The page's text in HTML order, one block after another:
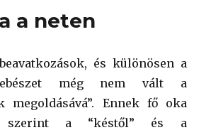
a neten
és különösen a
még nem vált a
megoldásává”. Ennek fő oka
szerint a “késtől” és a